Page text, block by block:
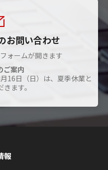
お問い合わせ
ォームが開きます
ご案内
16日（日）は、夏季休業と
ます。
報